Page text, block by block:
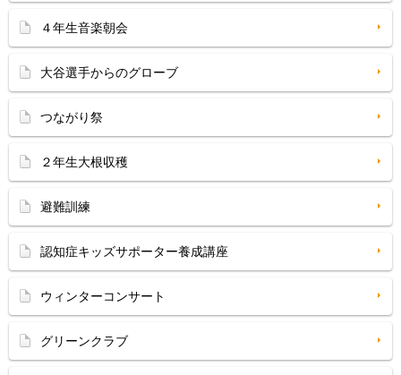
４年生音楽朝会
大谷選手からのグローブ
つながり祭
２年生大根収穫
避難訓練
認知症キッズサポーター養成講座
ウィンターコンサート
グリーンクラブ